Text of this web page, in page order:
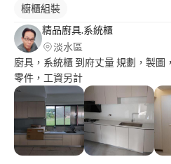
櫥櫃組裝
精品廚具.系統櫃
淡水區
廚具，系統櫃 到府丈量 規劃，製圖
零件，工資另計